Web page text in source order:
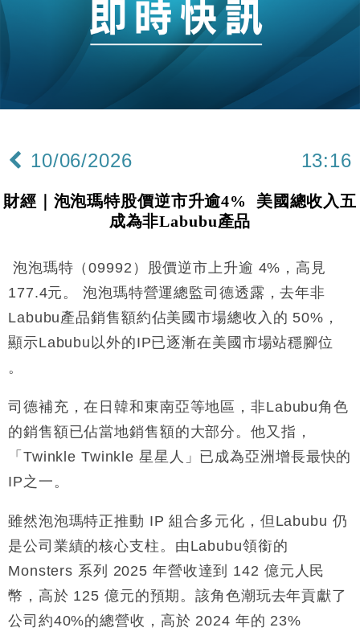
財經｜大摩削老鋪黃金目標價至505元 惟維持「增
持」評級
13:49
本地｜華嫂冰室太子店涉提供失實資料 遭禁申請輸入
中國｜強颱風「白海豚」殘渦北上 上海取消逾900班
17:33
財經｜滙豐上調香港今年GDP預測至4.5% 看好貿易
16:47
本地｜假冒內地執法人員要求交「保證金」 43歲女子
損失近6900萬元
17:38 經濟｜大摩看淡內房今年表現 削新開工及銷售預測
定新機售價
15:38
14:49
財經｜大摩削老鋪黃金目標價至505元 惟維持「增
持」評級
13:49
本地｜華嫂冰室太子店涉提供失實資料 遭禁申請輸入
勞工一年
12:11
中國｜強颱風「白海豚」殘渦北上 上海取消逾900班
18:31
財經｜華僑銀行上半年淨利創新高 中期息增15%至
47仙
17:33
財經｜滙豐上調香港今年GDP預測至4.5% 看好貿易
及消費表現
16:47
本地｜假冒內地執法人員要求交「保證金」 43歲女子
損失近6900萬元
10/06/2026 13:16
財經｜泡泡瑪特股價逆市升逾4% 美國總收入五
成為非Labubu產品
泡泡瑪特（09992）股價逆市上升逾 4%，高見
177.4元。 泡泡瑪特營運總監司德透露，去年非
Labubu產品銷售額約佔美國市場總收入的 50%，
顯示Labubu以外的IP已逐漸在美國市場站穩腳位
。
司德補充，在日韓和東南亞等地區，非Labubu角色
的銷售額已佔當地銷售額的大部分。他又指，
「Twinkle Twinkle 星星人」已成為亞洲增長最快的
IP之一。
雖然泡泡瑪特正推動 IP 組合多元化，但Labubu 仍
是公司業績的核心支柱。由Labubu領銜的
Monsters 系列 2025 年營收達到 142 億元人民
幣，高於 125 億元的預期。該角色潮玩去年貢獻了
公司約40%的總營收，高於 2024 年的 23%